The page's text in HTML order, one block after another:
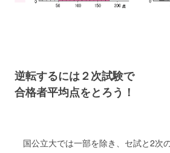
逆転するには２次試験で
合格者平均点をとろう！
国公立大では一部を除き、セ試と2次